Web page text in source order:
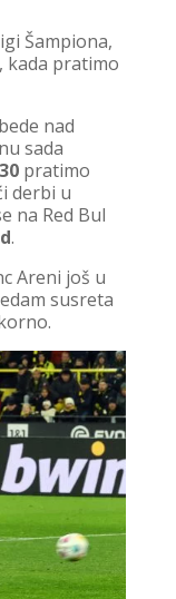
Šampiona,
kada pratimo
nad
sada
pratimo
derbi u
na Red Bul
.
Areni još u
susreta